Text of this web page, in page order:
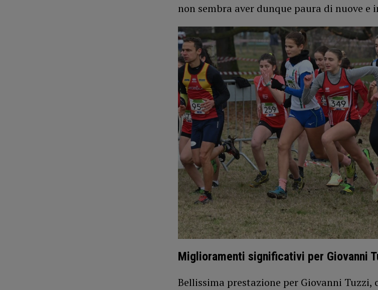
non sembra aver dunque paura di nuove e
Miglioramenti significativi per Giovanni
Bellissima prestazione per Giovanni Tuzzi,